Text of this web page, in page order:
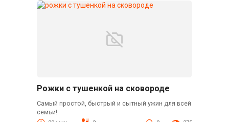
Рожки с тушенкой на сковороде
Самый простой, быстрый и сытный ужин для всей
семьи!